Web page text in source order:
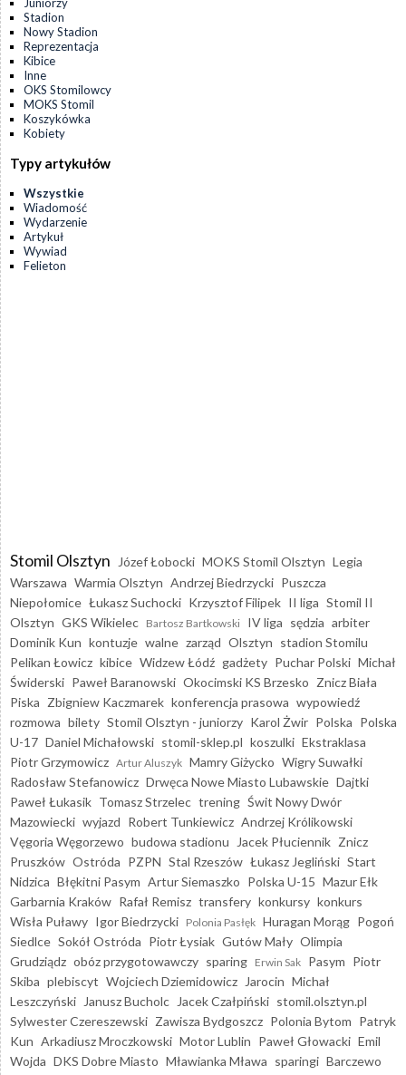
Juniorzy
Stadion
Nowy Stadion
Reprezentacja
Kibice
Inne
OKS Stomilowcy
MOKS Stomil
Koszykówka
Kobiety
Typy artykułów
Wszystkie
Wiadomość
Wydarzenie
Artykuł
Wywiad
Felieton
Stomil Olsztyn Józef Łobocki MOKS Stomil Olsztyn Legia
Warszawa Warmia Olsztyn Andrzej Biedrzycki Puszcza
Niepołomice Łukasz Suchocki Krzysztof Filipek II liga Stomil II
Olsztyn GKS Wikielec Bartosz Bartkowski IV liga sędzia arbiter
Dominik Kun kontuzje walne zarząd Olsztyn stadion Stomilu
Pelikan Łowicz kibice Widzew Łódź gadżety Puchar Polski Michał
Świderski Paweł Baranowski Okocimski KS Brzesko Znicz Biała
Piska Zbigniew Kaczmarek konferencja prasowa wypowiedź
rozmowa bilety Stomil Olsztyn - juniorzy Karol Żwir Polska Polska
U-17 Daniel Michałowski stomil-sklep.pl koszulki Ekstraklasa
Piotr Grzymowicz Artur Aluszyk Mamry Giżycko Wigry Suwałki
Radosław Stefanowicz Drwęca Nowe Miasto Lubawskie Dajtki
Paweł Łukasik Tomasz Strzelec trening Świt Nowy Dwór
Mazowiecki wyjazd Robert Tunkiewicz Andrzej Królikowski
Vęgoria Węgorzewo budowa stadionu Jacek Płuciennik Znicz
Pruszków Ostróda PZPN Stal Rzeszów Łukasz Jegliński Start
Nidzica Błękitni Pasym Artur Siemaszko Polska U-15 Mazur Ełk
Garbarnia Kraków Rafał Remisz transfery konkursy konkurs
Wisła Puławy Igor Biedrzycki Polonia Pasłęk Huragan Morąg Pogoń
Siedlce Sokół Ostróda Piotr Łysiak Gutów Mały Olimpia
Grudziądz obóz przygotowawczy sparing Erwin Sak Pasym Piotr
Skiba plebiscyt Wojciech Dziemidowicz Jarocin Michał
Leszczyński
Janusz Bucholc Jacek Czałpiński stomil.olsztyn.pl
Sylwester Czereszewski Zawisza Bydgoszcz Polonia Bytom Patryk
Kun Arkadiusz Mroczkowski Motor Lublin Paweł Głowacki Emil
Wojda DKS Dobre Miasto Mławianka Mława sparingi Barczewo